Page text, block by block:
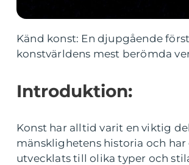
Känd konst: En djupgående
konstvärldens mest berömda
Introduktion:
Konst har alltid varit en viktig
mänsklighetens historia och har
utvecklats till olika typer och